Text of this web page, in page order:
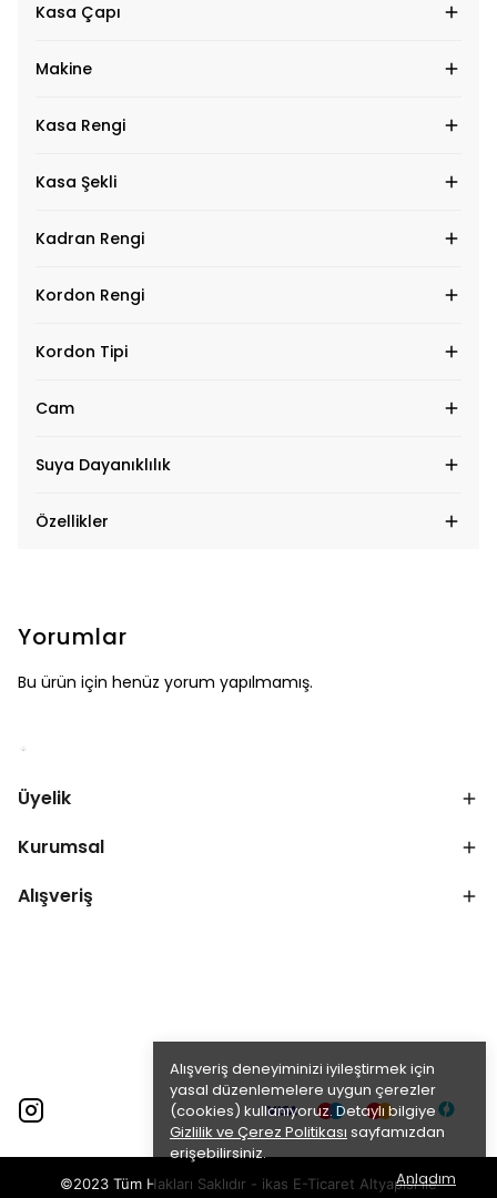
Alışveriş deneyiminizi iyileştirmek için
yasal düzenlemelere uygun çerezler
(cookies) kullanıyoruz. Detaylı bilgiye
Gizlilik ve Çerez Politikası sayfamızdan
erişebilirsiniz.
Anladım
Kasa Çapı
Makine
Kasa Rengi
Kasa Şekli
Kadran Rengi
Kordon Rengi
Kordon Tipi
Cam
Suya Dayanıklılık
Özellikler
Yorumlar
Bu ürün için henüz yorum yapılmamış.
Üyelik
Kurumsal
Alışveriş
©2023 Tüm Hakları Saklıdır - ikas E-Ticaret Altyapısı ile